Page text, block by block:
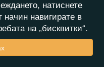
натиснете
навигирате в
на „бисквитки“.